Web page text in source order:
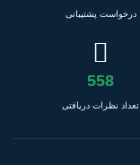
درخواست پشتیبانی
558
تعداد نظرات دریافتی